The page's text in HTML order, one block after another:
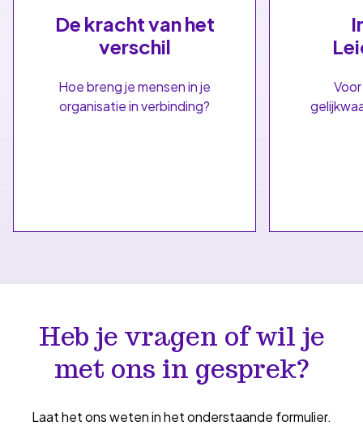
De kracht van het
verschil
Hoe breng je mensen in je
organisatie in verbinding?
Heb je vragen of wil je
met ons in gesprek?
Laat het ons weten in het onderstaande formulier.